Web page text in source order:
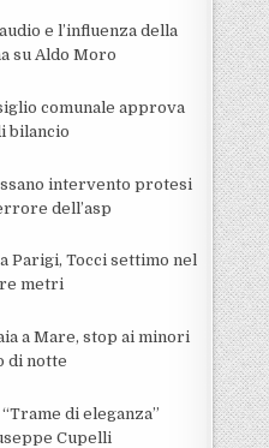
e l’influenza della
su Aldo Moro
comunale approva
bilancio
intervento protesi
dell’asp
Parigi, Tocci settimo nel
metri
a Mare, stop ai minori
di notte
di eleganza”
Cupelli